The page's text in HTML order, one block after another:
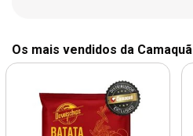
Os mais vendidos da Camaquã